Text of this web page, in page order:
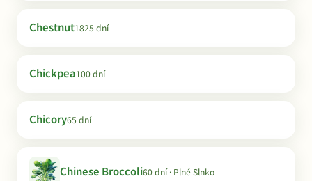
Chestnut1825 dní
Chickpea100 dní
Chicory65 dní
Chinese Broccoli60 dní · Plné Slnko